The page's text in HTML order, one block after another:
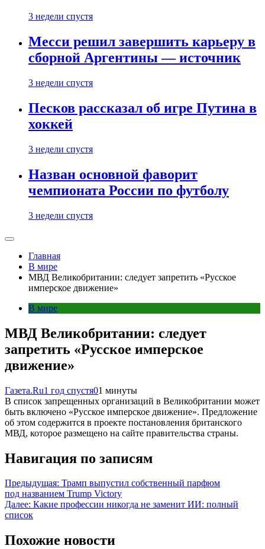
3 недели спустя
Месси решил завершить карьеру в
сборной Аргентины — источник
3 недели спустя
Песков рассказал об игре Путина в
хоккей
3 недели спустя
Назван основной фаворит
чемпионата России по футболу
3 недели спустя
Главная
В мире
МВД Великобритании: следует запретить «Русское
имперское движение»
В мире
МВД Великобритании: следует
запретить «Русское имперское
движение»
Газета.Ru1 год спустя01 минуты
В список запрещенных организаций в Великобритании может
быть включено «Русское имперское движение». Предложение
об этом содержится в проекте постановления британского
МВД, которое размещено на сайте правительства страны.
Навигация по записям
Предыдущая: Трамп выпустил собственный парфюм
под названием Trump Victory
Далее: Какие профессии никогда не заменит ИИ: полный
список
Похожие новости